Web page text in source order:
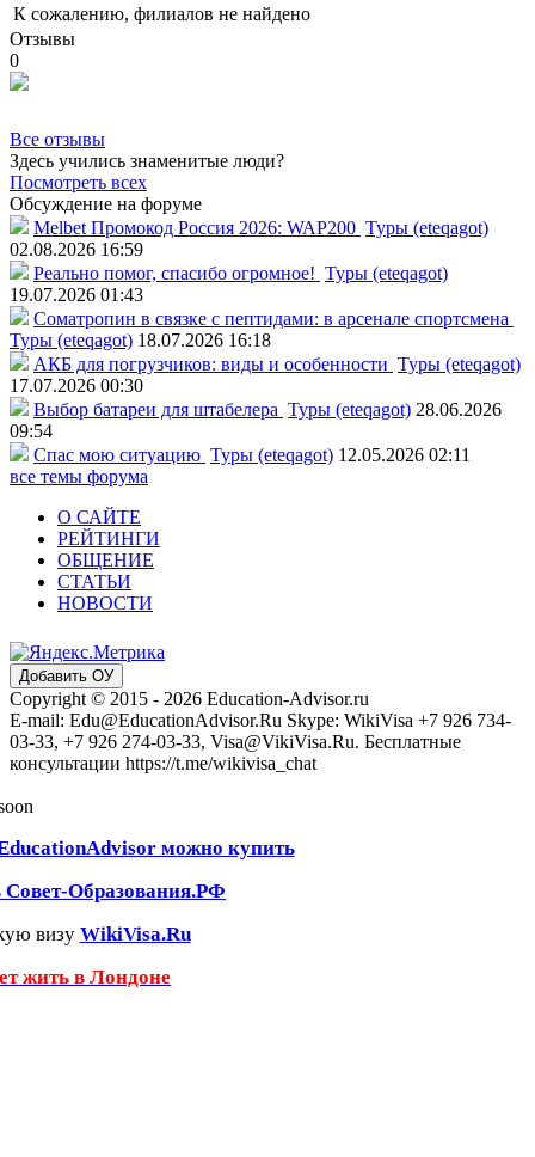
К сожалению, филиалов не найдено
Отзывы
0
Все отзывы
Здесь учились знаменитые люди?
Посмотреть всех
Обсуждение на форуме
Melbet Промокод Россия 2026: WAP200 Туры (eteqagot)
02.08.2026 16:59
Реально помог, спасибо огромное! Туры (eteqagot)
19.07.2026 01:43
Соматропин в связке с пептидами: в арсенале спортсмена
Туры (eteqagot) 18.07.2026 16:18
АКБ для погрузчиков: виды и особенности Туры (eteqagot)
17.07.2026 00:30
Выбор батареи для штабелера Туры (eteqagot) 28.06.2026
09:54
Спас мою ситуацию Туры (eteqagot) 12.05.2026 02:11
все темы форума
О САЙТЕ
РЕЙТИНГИ
ОБЩЕНИЕ
СТАТЬИ
НОВОСТИ
Добавить ОУ
Copyright © 2015 - 2026 Education-Advisor.ru
E-mail: Edu@EducationAdvisor.Ru Skype: WikiVisa +7 926 734-
03-33, +7 926 274-03-33, Visa@VikiVisa.Ru. Бесплатные
консультации https://t.me/wikivisa_chat
можно купить
Совет-Образования.РФ
визу WikiVisa.Ru
жить в Лондоне